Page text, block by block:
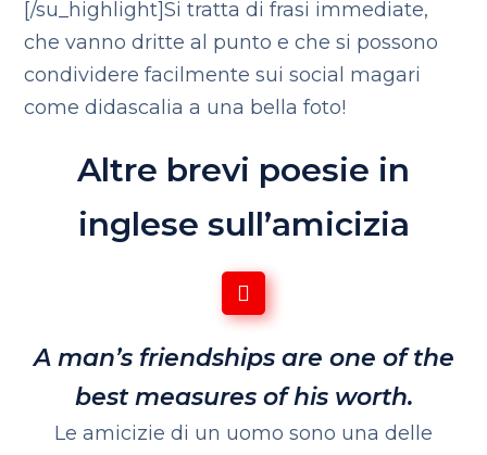
[/su_highlight]Si tratta di frasi immediate,
che vanno dritte al punto e che si possono
condividere facilmente sui social magari
come didascalia a una bella foto!
Altre brevi poesie in
inglese sull’amicizia
A man’s friendships are one of the
best measures of his worth.
Le amicizie di un uomo sono una delle